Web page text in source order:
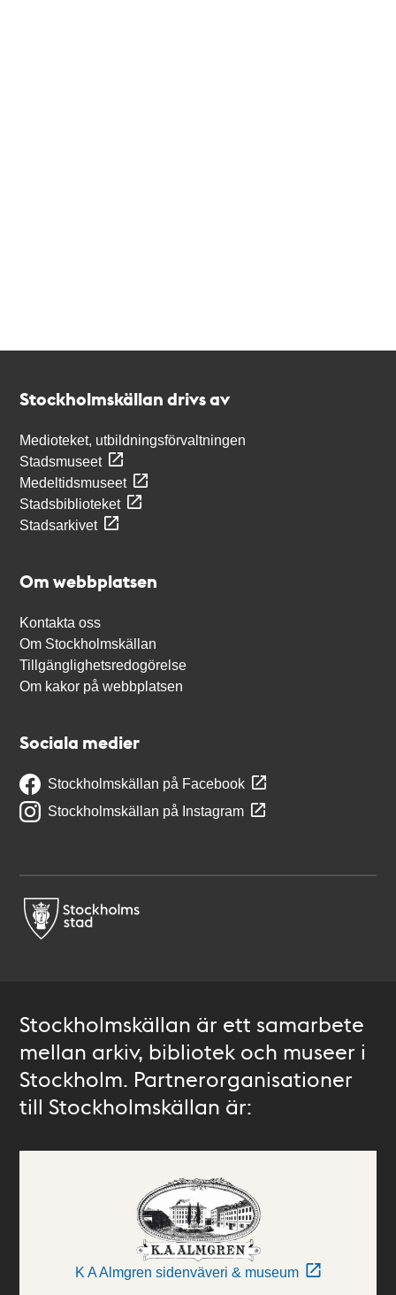
Stockholmskällan drivs av
Medioteket, utbildningsförvaltningen
Stadsmuseet
Medeltidsmuseet
Stadsbiblioteket
Stadsarkivet
Om webbplatsen
Kontakta oss
Om Stockholmskällan
Tillgänglighetsredogörelse
Om kakor på webbplatsen
Sociala medier
Stockholmskällan på Facebook
Stockholmskällan på Instagram
Stockholmskällan är ett samarbete
mellan arkiv, bibliotek och museer i
Stockholm. Partnerorganisationer
till Stockholmskällan är:
K A Almgren sidenväveri & museum